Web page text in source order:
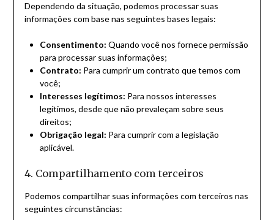
Dependendo da situação, podemos processar suas
informações com base nas seguintes bases legais:
Consentimento: Quando você nos fornece permissão
para processar suas informações;
Contrato: Para cumprir um contrato que temos com
você;
Interesses legítimos: Para nossos interesses
legítimos, desde que não prevaleçam sobre seus
direitos;
Obrigação legal: Para cumprir com a legislação
aplicável.
4. Compartilhamento com terceiros
Podemos compartilhar suas informações com terceiros nas
seguintes circunstâncias: